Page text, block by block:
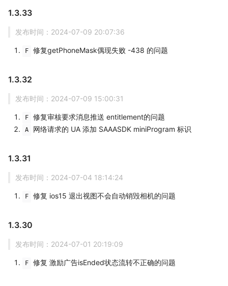
1.3.33
发布时间：2024-07-09 20:07:36
F 修复getPhoneMask偶现失败 -438 的问题
1.3.32
发布时间：2024-07-09 15:00:31
F 修复审核要求消息推送 entitlement的问题
A 网络请求的 UA 添加 SAAASDK miniProgram 标识
1.3.31
发布时间：2024-07-04 18:14:24
F 修复 ios15 退出视图不会自动销毁相机的问题
1.3.30
发布时间：2024-07-01 20:19:09
F 修复 激励广告isEnded状态流转不正确的问题